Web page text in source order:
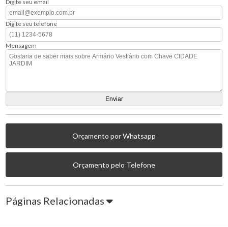
Digite seu email
Digite seu telefone
Mensagem
Orçamento por Whatsapp
Orçamento pelo Telefone
Páginas Relacionadas